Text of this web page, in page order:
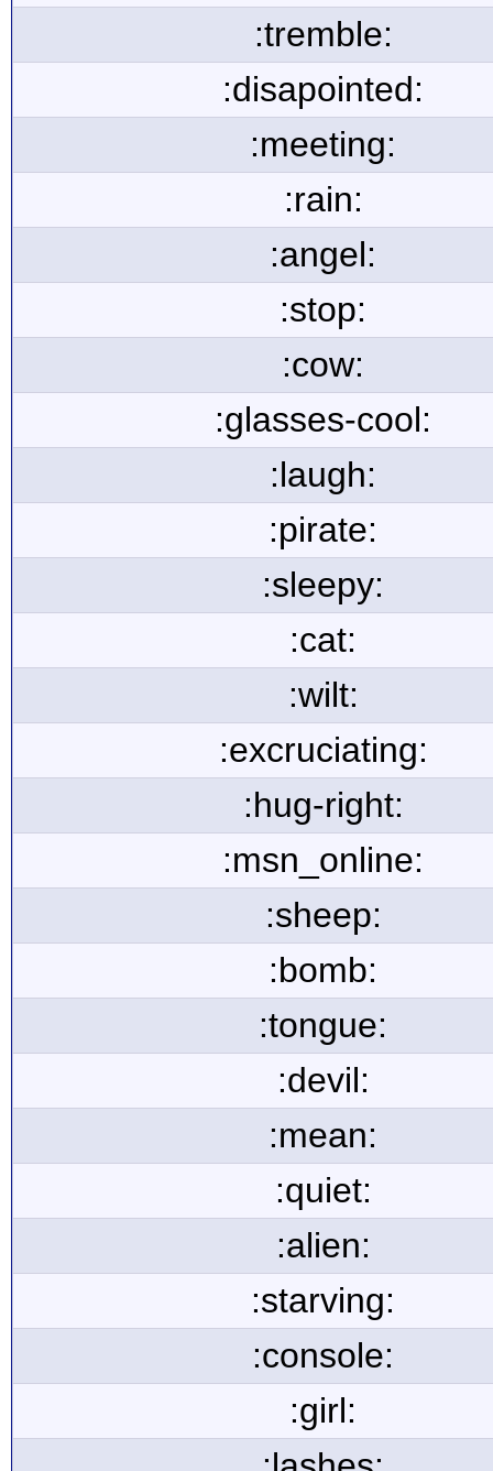
:tremble:
:disapointed:
:meeting:
:rain:
:angel:
:stop:
:cow:
:glasses-cool:
:laugh:
:pirate:
:sleepy:
:cat:
:wilt:
:excruciating:
:hug-right:
:msn_online:
:sheep:
:bomb:
:tongue:
:devil:
:mean:
:quiet:
:alien:
:starving:
:console:
:girl: